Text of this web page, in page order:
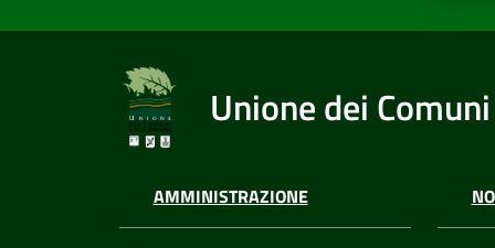
Unione dei
AMMINISTRAZIONE